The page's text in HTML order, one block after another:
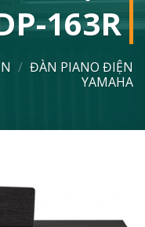
163R
/ ĐÀN PIANO ĐIỆN
YAMAHA